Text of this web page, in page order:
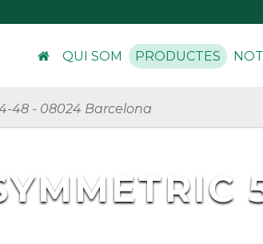
QUI SOM PRODUCTES
48 - 08024 Barcelona